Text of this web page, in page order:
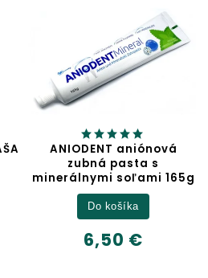
ANIODENT aniónová
zubná pasta s
minerálnymi soľami 165g
6,50 €
Do košíka